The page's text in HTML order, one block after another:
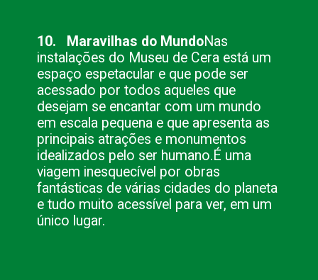
10. Maravilhas do MundoNas
instalações do Museu de Cera está um
espaço espetacular e que pode ser
acessado por todos aqueles que
desejam se encantar com um mundo
em escala pequena e que apresenta as
principais atrações e monumentos
idealizados pelo ser humano.É uma
viagem inesquecível por obras
fantásticas de várias cidades do planeta
e tudo muito acessível para ver, em um
único lugar.